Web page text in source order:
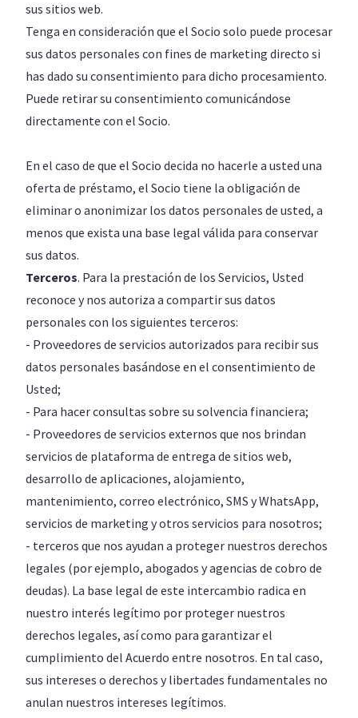
sus sitios web.
Tenga en consideración que el Socio solo puede procesar
sus datos personales con fines de marketing directo si
has dado su consentimiento para dicho procesamiento.
Puede retirar su consentimiento comunicándose
directamente con el Socio.
En el caso de que el Socio decida no hacerle a usted una
oferta de préstamo, el Socio tiene la obligación de
eliminar o anonimizar los datos personales de usted, a
menos que exista una base legal válida para conservar
sus datos.
Terceros. Para la prestación de los Servicios, Usted
reconoce y nos autoriza a compartir sus datos
personales con los siguientes terceros:
- Proveedores de servicios autorizados para recibir sus
datos personales basándose en el consentimiento de
Usted;
- Para hacer consultas sobre su solvencia financiera;
- Proveedores de servicios externos que nos brindan
servicios de plataforma de entrega de sitios web,
desarrollo de aplicaciones, alojamiento,
mantenimiento, correo electrónico, SMS y WhatsApp,
servicios de marketing y otros servicios para nosotros;
- terceros que nos ayudan a proteger nuestros derechos
legales (por ejemplo, abogados y agencias de cobro de
deudas). La base legal de este intercambio radica en
nuestro interés legítimo por proteger nuestros
derechos legales, así como para garantizar el
cumplimiento del Acuerdo entre nosotros. En tal caso,
sus intereses o derechos y libertades fundamentales no
anulan nuestros intereses legítimos.